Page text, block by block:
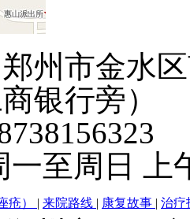
州市金水
银行旁）
至周日 上
疮） | 来院路线 | 康复故事 | 治